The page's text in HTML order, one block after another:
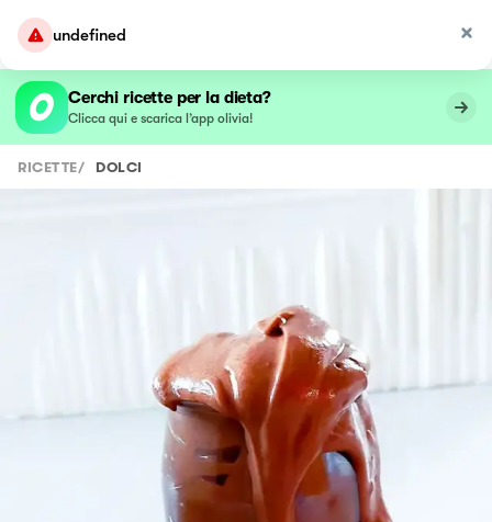
undefined
Cerchi ricette per la dieta?
Clicca qui e scarica l’app olivia!
RICETTE/ DOLCI